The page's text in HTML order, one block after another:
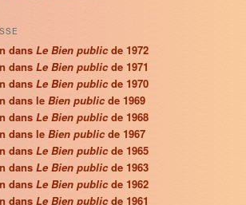
dansLe Bien publicde 1972
dansLe Bien public de 1971
dansLe Bien publicde 1970
dans leBien publicde 1969
dansLe Bien public de 1968
dans leBien publicde 1967
dansLe Bien publicde 1965
dansLe Bien public de 1963
dansLe Bien publicde 1962
dansLe Bien publicde 1961